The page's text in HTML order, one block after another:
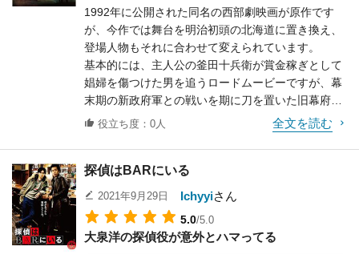
1992年に公開された同名の西部劇映画が原作です
が、今作では舞台を明治初頭の北海道に置き換え、
登場人物もそれに合わせて変えられています。
基本的には、主人公の釜田十兵衛が賞金稼ぎとして
娼婦を傷つけた男を追うロードムービーですが、幕
末期の新政府軍との戦いを期に刀を置いた旧幕府軍
残党の兵士が再び刀を持ち血生臭い戦いの世界に舞
未開拓で雪も残る北海道を舞台にしているためか全
体的に暗く重い雰囲気が続き、やや残虐な描写もあ
るため見ていると少し気が重くなります。
しかし、渡辺謙、柄本明、柳楽優弥といった俳優陣
の演技は素晴らしく、特に渡辺謙はその渋さとイケ
オジ振りを遺憾なく発揮しています。
役立ち度：0人 全文を読む
探偵はBARにいる
2021年9月29日 Ichyyiさん
5.0/5.0
大泉洋の探偵役が意外とハマってる